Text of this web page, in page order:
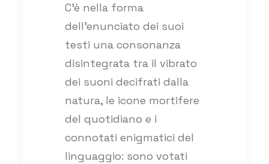
C’è nella forma
dell’enunciato dei suoi
testi una consonanza
disintegrata tra il vibrato
dei suoni decifrati dalla
natura, le icone mortifere
del quotidiano e i
connotati enigmatici del
linguaggio: sono votati